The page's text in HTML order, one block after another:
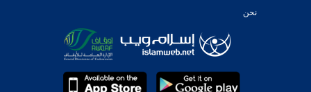
في العدد . انتهى كلامالخطابي.
على صحة صلاة الجمعة في القرى فحديثابن عباس
نحن